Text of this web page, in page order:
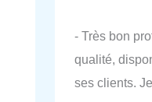
- Très bon
qualité,
ses clients.